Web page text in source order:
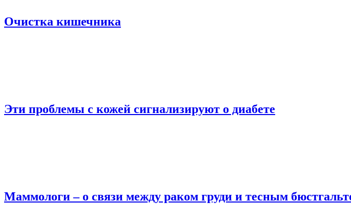
Очистка кишечника
Эти проблемы с кожей сигнализируют о диабете
Маммологи – о связи между раком груди и тесным